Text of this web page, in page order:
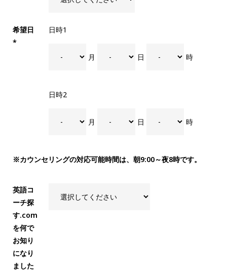
希望日
*
日時1
月 日 時
日時2
月 日 時
※カウンセリングの対応可能時間は、朝9:00～夜8時です。
英語コ
ーチ探
す.com
を何で
お知り
になり
ました